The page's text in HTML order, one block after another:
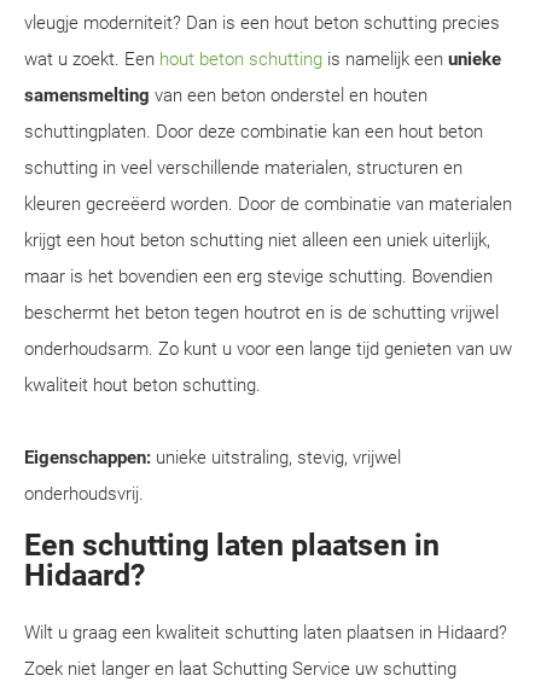
vleugje moderniteit? Dan is een hout beton schutting precies
wat u zoekt. Een hout beton schutting is namelijk een unieke
samensmelting van een beton onderstel en houten
schuttingplaten. Door deze combinatie kan een hout beton
schutting in veel verschillende materialen, structuren en
kleuren gecreëerd worden. Door de combinatie van materialen
krijgt een hout beton schutting niet alleen een uniek uiterlijk,
maar is het bovendien een erg stevige schutting. Bovendien
beschermt het beton tegen houtrot en is de schutting vrijwel
onderhoudsarm. Zo kunt u voor een lange tijd genieten van uw
kwaliteit hout beton schutting.
Eigenschappen: unieke uitstraling, stevig, vrijwel
onderhoudsvrij.
Een schutting laten plaatsen in
Hidaard?
Wilt u graag een kwaliteit schutting laten plaatsen in Hidaard?
Zoek niet langer en laat Schutting Service uw schutting